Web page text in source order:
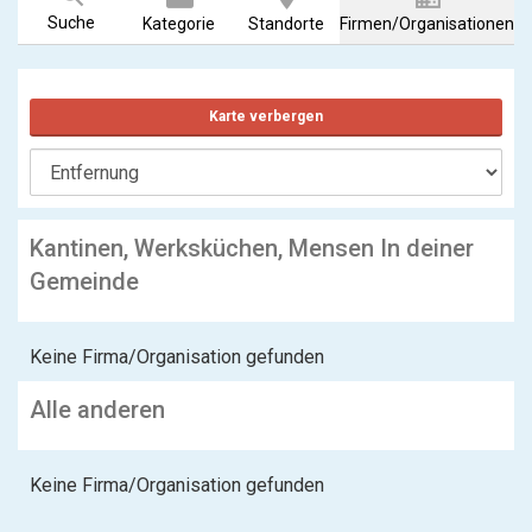
Suche Kategorie Standorte Firmen/Organisationen
Karte verbergen
Kantinen, Werksküchen, Mensen In deiner
Gemeinde
Keine Firma/Organisation gefunden
Alle anderen
Keine Firma/Organisation gefunden